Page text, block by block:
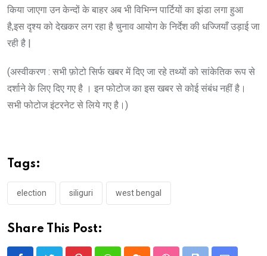
किया जाएगा उन केन्दों के बाहर अब भी विभिन्न पार्टियों का झंडा लगा हुआ
है,इस दृश्य को देखकर लग रहा है चुनाव आयोग के निर्देश की धज्जियाँ उड़ाई जा
रही है |
(अस्वीकरण : सभी फ़ोटो सिर्फ खबर में दिए जा रहे तथ्यों को सांकेतिक रूप से
दर्शाने के लिए दिए गए है । इन फोटोज का इस खबर से कोई संबंध नहीं है।
सभी फोटोज इंटरनेट से लिये गए है।)
Tags:
election siliguri west bengal
Share This Post: